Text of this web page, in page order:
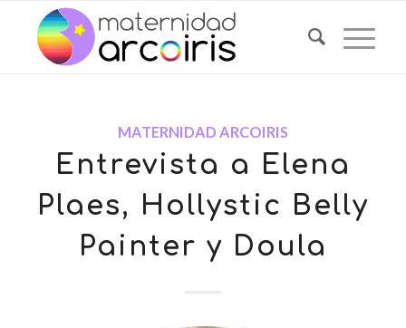
MATERNIDAD ARCOIRIS
Entrevista a Elena
Plaes, Hollystic Belly
Painter y Doula